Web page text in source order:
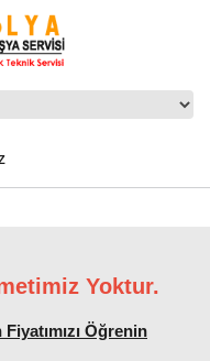
Yoktur.
Öğrenin